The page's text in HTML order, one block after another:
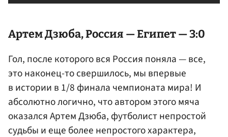
Артем Дзюба, Россия — Египет — 3:0
Гол, после которого вся Россия поняла — все,
это наконец-то свершилось, мы впервые
в истории в 1/8 финала чемпионата мира! И
абсолютно логично, что автором этого мяча
оказался Артем Дзюба, футболист непростой
судьбы и еще более непростого характера,